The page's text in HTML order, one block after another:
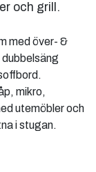
och grill.
med över- &
mikro,
utemöbler och
i stugan.